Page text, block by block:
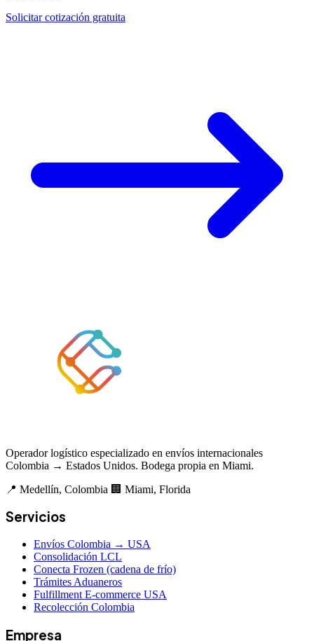
Solicitar cotización gratuita
Operador logístico especializado en envíos internacionales
Colombia → Estados Unidos. Bodega propia en Miami.
📍 Medellín, Colombia 🏢 Miami, Florida
Servicios
Envíos Colombia → USA
Consolidación LCL
Conecta Frozen (cadena de frío)
Trámites Aduaneros
Fulfillment E-commerce USA
Recolección Colombia
Empresa